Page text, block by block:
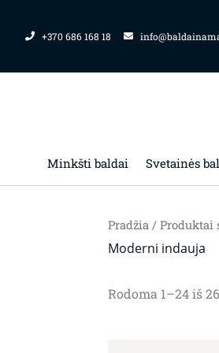
+370 686 168 18
Minkšti baldai Svetainės
Pradžia / Produktai
Moderni indauja
Rodoma 1–24 iš 26